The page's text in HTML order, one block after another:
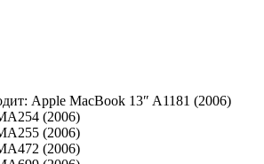
Apple MacBook 13″ A1181 (2006)
(2006)
(2006)
(2006)